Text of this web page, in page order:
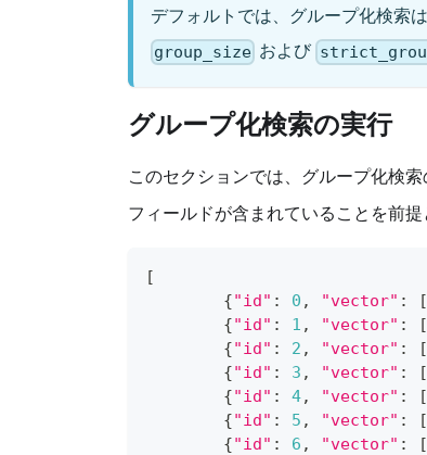
デフォルトでは、グループ化検索
group_size および
グループ化検索の実行
このセクションでは、グループ化検
フィールドが含まれていることを前提
[
{"id" : 0 , "vector" : [
{"id" : 1 , "vector" : [
{"id" : 2 , "vector" : [
{"id" : 3 , "vector" : [
{"id" : 4, "vector" : [
{"id" : 5 , "vector" : [
{"id" : 6 , "vector" : [